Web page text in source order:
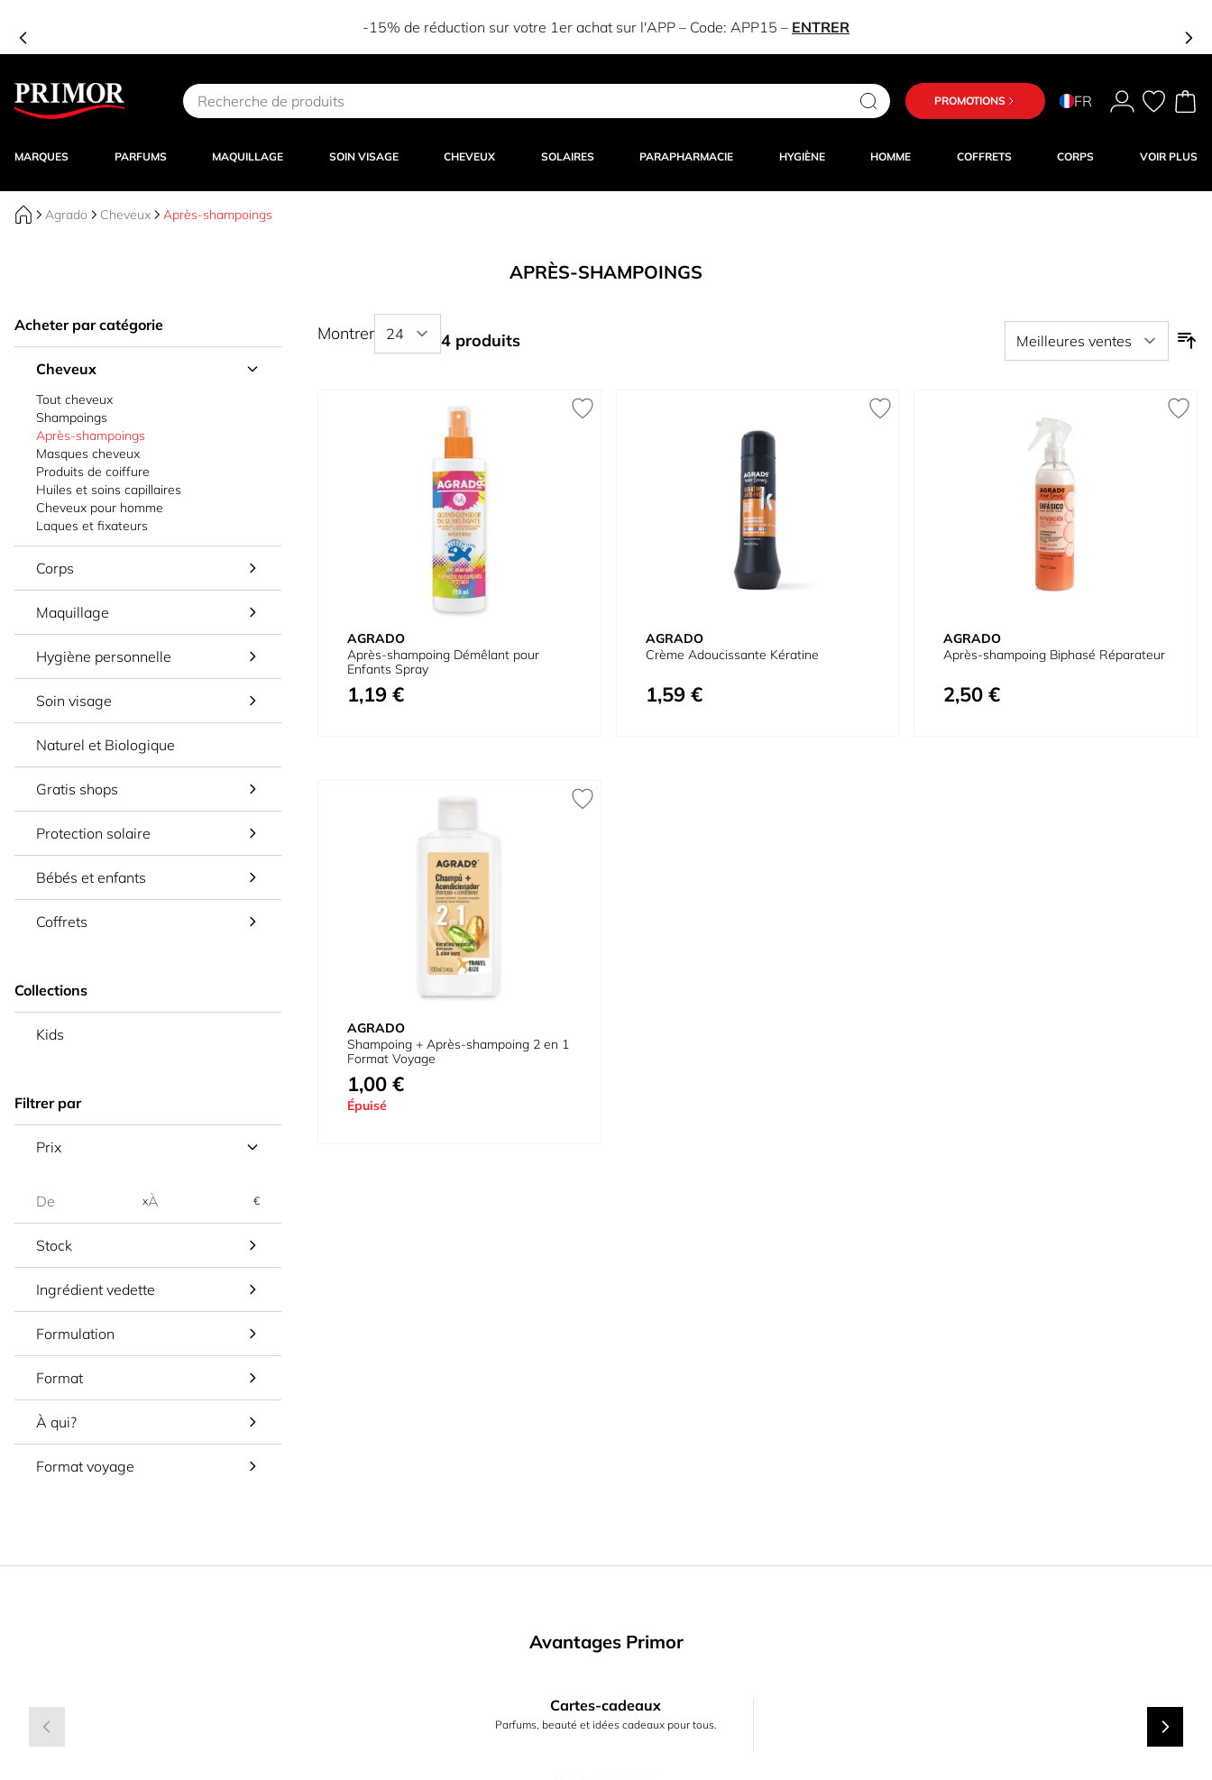
-15% de réduction sur votre 1er achat sur l'APP – Code: APP15 – ENTRER
Aller au contenu
PROMOTIONS FR
MARQUES PARFUMS MAQUILLAGE SOIN VISAGE CHEVEUX SOLAIRES PARAPHARMACIE HYGIÈNE HOMME COFFRETS CORPS VOIR PLUS
Agrado Cheveux Après-shampoings
APRÈS-SHAMPOINGS
Acheter par catégorie
Cheveux
Tout cheveux
Shampoings
Après-shampoings
Masques cheveux
Produits de coiffure
Huiles et soins capillaires
Cheveux pour homme
Laques et fixateurs
Corps
Maquillage
Hygiène personnelle
Soin visage
Naturel et Biologique
Gratis shops
Protection solaire
Bébés et enfants
Coffrets
Collections
Kids
Filtrer par
Prix
x €
Stock
Ingrédient vedette
Formulation
Format
À qui?
Format voyage
Montrer 4 produits
AGRADO
Après-shampoing Démêlant pour
Enfants Spray
1,19 €
AGRADO
Crème Adoucissante Kératine
1,59 €
AGRADO
Après-shampoing Biphasé Réparateur
2,50 €
AGRADO
Shampoing + Après-shampoing 2 en 1
Format Voyage
1,00 €
Épuisé
Avantages Primor
Cartes-cadeaux
Parfums, beauté et idées cadeaux pour tous.